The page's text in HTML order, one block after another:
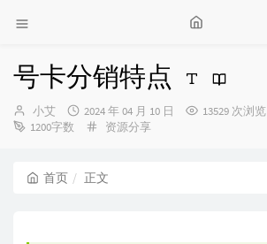
号卡分销特点
博
主：
小艾
发
布
2024 年 04 月 10 日 13529 次浏览
1200字数
分
资源分享
首页 正文